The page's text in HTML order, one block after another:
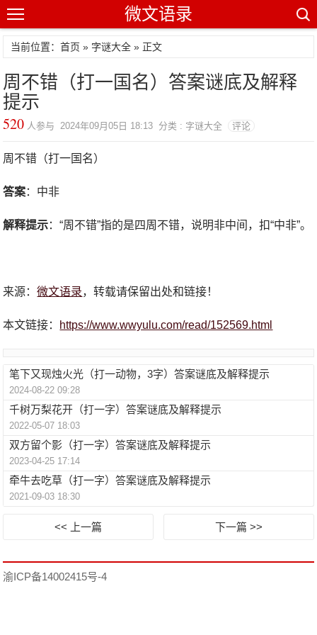
微文语录
当前位置：首页 » 字谜大全 » 正文
周不错（打一国名）答案谜底及解释
提示
520 人参与 2024年09月05日 18:13 分类 : 字谜大全 评论
周不错（打一国名）
答案：中非
解释提示：“周不错”指的是四周不错，说明非中间，扣“中非”。
来源：微文语录，转载请保留出处和链接！
本文链接： https://www.wwyulu.com/read/152569.html
笔下又现烛火光（打一动物，3字）答案谜底及解释提示
2024-08-22 09:28
千树万梨花开（打一字）答案谜底及解释提示
2022-05-07 18:03
双方留个影（打一字）答案谜底及解释提示
2023-04-25 17:14
牵牛去吃草（打一字）答案谜底及解释提示
2021-09-03 18:30
<< 上一篇 下一篇 >>
渝ICP备14002415号-4